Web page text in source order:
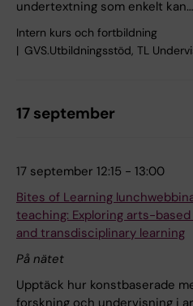
undertextning som enkelt kan…
Intern kurs och fortbildning
GVS.Utbildningsstöd, TL
17 september
17 september 12:15 - 13:00
Bites of Learning
teaching: Exploring arts-
and transdisciplinary learning
På nätet
Upptäck hur konstbaserade
forskning och undervisning i